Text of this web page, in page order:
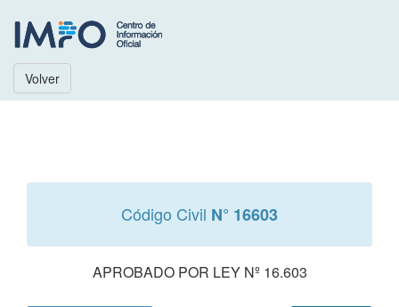
Volver
Código Civil N° 16603
APROBADO POR LEY Nº 16.603